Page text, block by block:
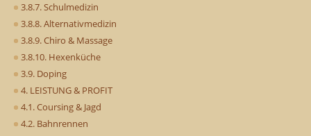
3.8.7. Schulmedizin
3.8.8. Alternativmedizin
3.8.9. Chiro & Massage
3.8.10. Hexenküche
3.9. Doping
4. LEISTUNG & PROFIT
4.1. Coursing & Jagd
4.2. Bahnrennen